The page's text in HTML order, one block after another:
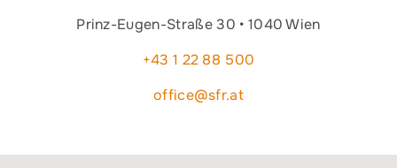
Prinz-Eugen-Straße 30 • 1040 Wien
+43 1 22 88 500
office@sfr.at